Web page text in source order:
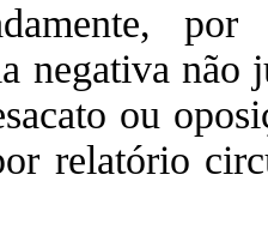
negativa não
ou
relatório